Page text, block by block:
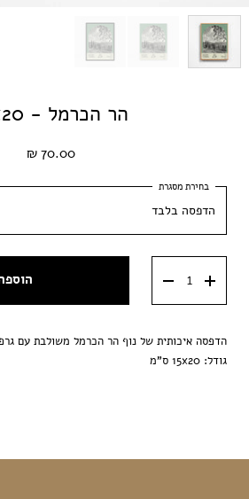
הר הכרמל - 15x20
70.00 ₪
הדפסה בלבד
שחורה
הדפסה איכותית של נוף הר הכרמל משולבת עם
גודל: 15x20 ס"מ